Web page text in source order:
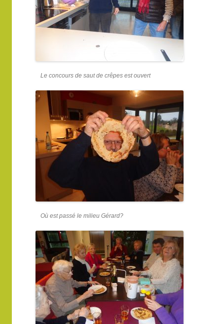
Le concours de saut de crêpes est ouvert
Où est passé le milieu Gérard?